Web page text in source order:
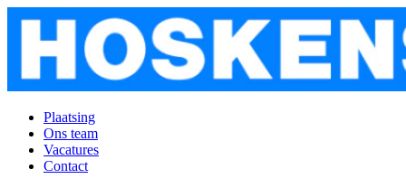
Plaatsing
Ons team
Vacatures
Contact